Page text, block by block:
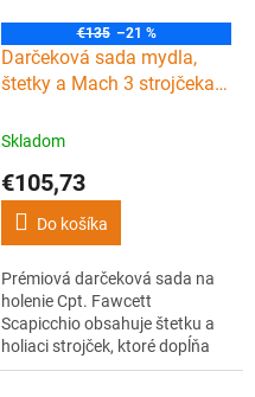
€135 –21 %
Darčeková sada mydla,
štetky a Mach 3 strojčeka
FAWCETT Scapicchio
Skladom
€105,73
Do košíka
Prémiová darčeková sada na
holenie Cpt. Fawcett
Scapicchio obsahuje štetku a
holiaci strojček, ktoré dopĺňa
exkluzívne mydlo na holenie v